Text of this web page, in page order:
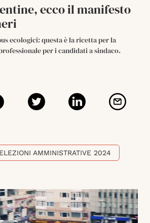
ecco il manifesto
ecologici: questa è la ricetta per la
per i candidati a sindaco.
ELEZIONI AMMINISTRATIVE 2024